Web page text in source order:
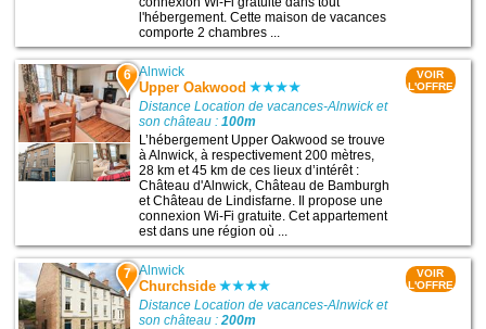
l'hébergement. Cette maison de vacances
comporte 2 chambres ...
6 Alnwick
Upper Oakwood
Distance Location de vacances-Alnwick et
son château :100m
L’hébergement Upper Oakwood se trouve
à Alnwick, à respectivement 200 mètres,
28 km et 45 km de ces lieux d’intérêt :
Château d'Alnwick, Château de Bamburgh
et Château de Lindisfarne. Il propose une
connexion Wi-Fi gratuite. Cet appartement
est dans une région où ...
VOIR
L'OFFRE
7 Alnwick
Churchside
Distance Location de vacances-Alnwick et
son château :200m
VOIR
L'OFFRE